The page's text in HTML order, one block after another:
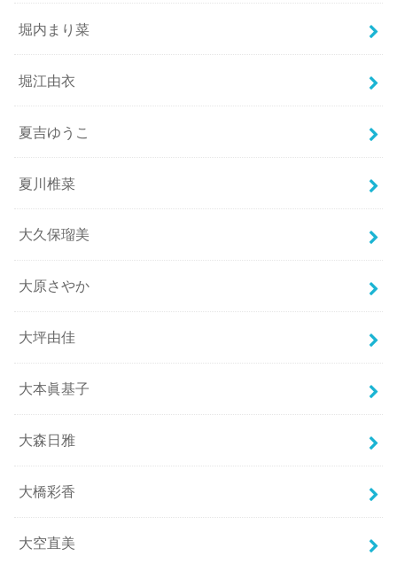
堀内まり菜
堀江由衣
夏吉ゆうこ
夏川椎菜
大久保瑠美
大原さやか
大坪由佳
大本眞基子
大森日雅
大橋彩香
大空直美